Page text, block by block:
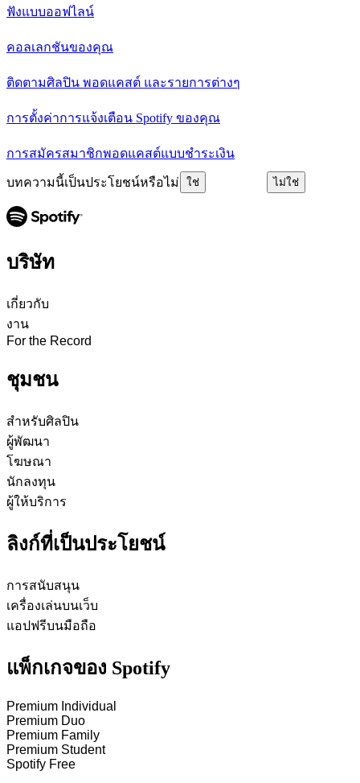
ฟังแบบออฟไลน์
คอลเลกชันของคุณ
ติดตามศิลปิน พอดแคสต์ และรายการต่างๆ
การตั้งค่าการแจ้งเตือน Spotify ของคุณ
การสมัครสมาชิกพอดแคสต์แบบชำระเงิน
บทความนี้เป็นประโยชน์หรือไม่ ใช่ ไม่ใช่
บริษัท
เกี่ยวกับ
งาน
For the Record
ชุมชน
สำหรับศิลปิน
ผู้พัฒนา
โฆษณา
นักลงทุน
ผู้ให้บริการ
ลิงก์ที่เป็นประโยชน์
การสนับสนุน
เครื่องเล่นบนเว็บ
แอปฟรีบนมือถือ
แพ็กเกจของ Spotify
Premium Individual
Premium Duo
Premium Family
Premium Student
Spotify Free